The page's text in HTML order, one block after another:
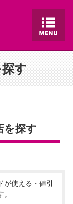
す
を探す
使える・値引